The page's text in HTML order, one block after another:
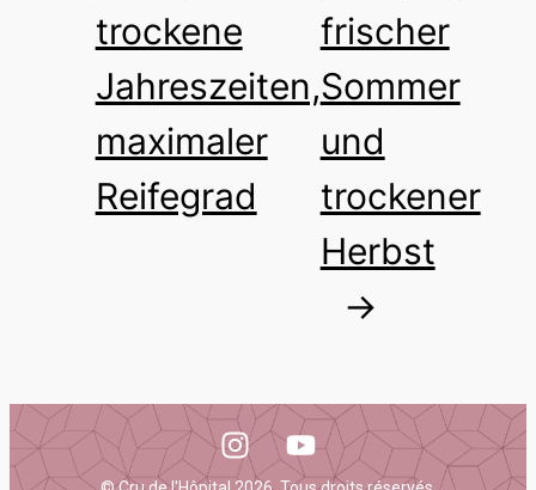
trockene
Jahreszeiten,
maximaler
Reifegrad
frischer
Sommer
und
trockener
Herbst
→